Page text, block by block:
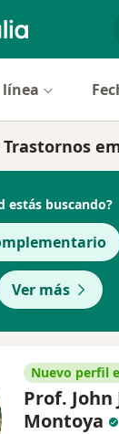
Trastornos
estás buscando?
Ver más
Nuevo perfil
Prof. John
Montoya